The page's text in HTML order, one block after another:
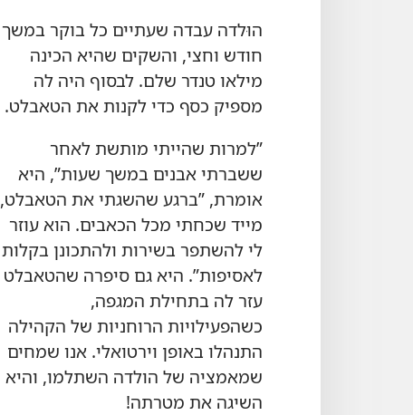
הוּלדה עבדה שעתיים כל בוקר במשך
חודש וחצי,‏ והשקים שהיא הכינה
מילאו טנדר שלם.‏ לבסוף היה לה
מספיק כסף כדי לקנות את הטאבלט.‏
‏”‏למרות שהייתי מותשת לאחר
ששברתי אבנים במשך שעות”‏,‏ היא
אומרת,‏ ”‏ברגע שהשגתי את הטאבלט,‏
מייד שכחתי מכל הכאבים.‏ הוא עוזר
לי להשתפר בשירות ולהתכונן בקלות
לאסיפות”‏.‏ היא גם סיפרה שהטאבלט
עזר לה בתחילת המגפה,‏
כשהפעילויות הרוחניות של הקהילה
התנהלו באופן וירטואלי.‏ אנו שמחים
שמאמציה של הולדה השתלמו,‏ והיא
השיגה את מטרתה!‏